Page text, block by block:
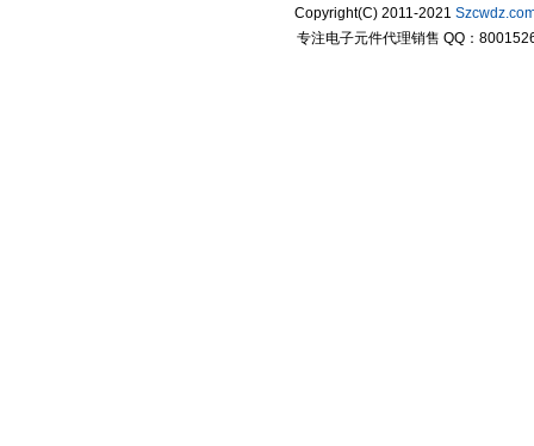
Copyright(C) 2011-2021
专注电子元件代理销售 QQ：